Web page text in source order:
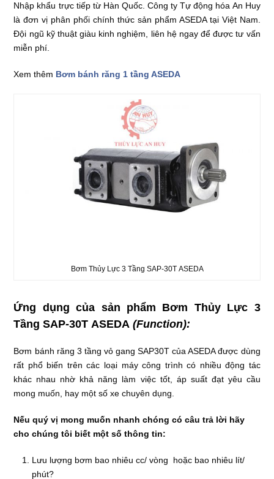
Nhập khẩu trực tiếp từ Hàn Quốc. Công ty Tự động hóa An Huy
là đơn vị phân phối chính thức sản phẩm ASEDA tại Việt Nam.
Đội ngũ kỹ thuật giàu kinh nghiệm, liên hệ ngay để được tư vấn
miễn phí.
Xem thêm Bơm bánh răng 1 tầng ASEDA
Bơm Thủy Lực 3 Tầng SAP-30T ASEDA
Ứng dụng của sản phẩm Bơm Thủy Lực 3
Tầng SAP-30T ASEDA(Function):
Bơm bánh răng 3 tầng vỏ gang SAP30T của ASEDA được dùng
rất phổ biến trên các loại máy công trình có nhiều động tác
khác nhau nhờ khả năng làm việc tốt, áp suất đạt yêu cầu
mong muốn, hay một số xe chuyên dụng.
Nếu quý vị mong muốn nhanh chóng có câu trả lời hãy
cho chúng tôi biết một số thông tin:
Lưu lượng bơm bao nhiêu cc/ vòng hoặc bao nhiêu lít/
phút?